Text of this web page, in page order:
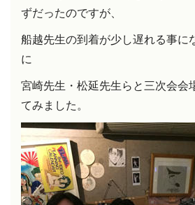
ずだったのですが、
船越先生の到着が少し遅れる事に
に
宮崎先生・松延先生らと三次会会
てみました。